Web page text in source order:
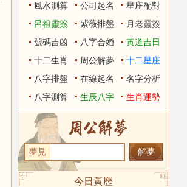
風水測算 公司起名
星座配對
呂祖靈簽
紫薇排盤
月老靈簽
號碼吉凶
八字合婚
黃道吉日
十二生肖
周公解夢
十二星座
八字排盤
在線起名
名字分析
八字測算
生辰八字 生肖運勢
夢見
今日黃歷